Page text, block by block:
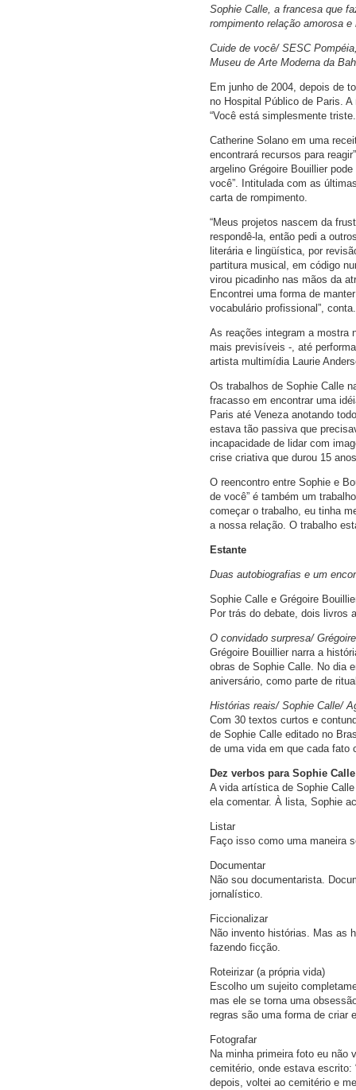
Sophie Calle, a francesa que
rompimento relação amorosa
Cuide de você/ SESC
Museu de Arte Moderna da
Em junho de 2004, depois de
no Hospital Público de Paris.
“Você está simplesmente
Catherine Solano em uma
encontrará recursos para
argelino Grégoire Bouillier
você”. Intitulada com as
carta de rompimento.
“Meus projetos nascem da
respondê-la, então pedi a
literária e lingüística, por
partitura musical, em código
virou picadinho nas mãos da
Encontrei uma forma de
vocabulário profissional”, conta.
As reações integram a mostra
mais previsíveis -, até
artista multimídia Laurie
Os trabalhos de Sophie Calle
fracasso em encontrar uma
Paris até Veneza anotando
estava tão passiva que
incapacidade de lidar com
crise criativa que durou 15
O reencontro entre Sophie e
de você” é também um
começar o trabalho, eu tinha
a nossa relação. O trabalho
Estante
Duas autobiografias e um
Sophie Calle e Grégoire
Por trás do debate, dois livros
O convidado surpresa/
Grégoire Bouillier narra a
obras de Sophie Calle. No dia
aniversário, como parte de
Histórias reais/ Sophie Calle/
Com 30 textos curtos e
de Sophie Calle editado no
de uma vida em que cada fato
Dez verbos para Sophie Calle
A vida artística de Sophie
ela comentar. À lista, Sophie
Listar
Faço isso como uma maneira
Documentar
Não sou documentarista.
jornalístico.
Ficcionalizar
Não invento histórias. Mas as
fazendo ficção.
Roteirizar (a própria vida)
Escolho um sujeito
mas ele se torna uma
regras são uma forma de criar
Fotografar
Na minha primeira foto eu não
cemitério, onde estava escrito:
depois, voltei ao cemitério e